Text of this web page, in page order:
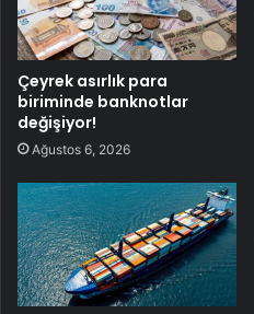
Çeyrek asırlık para
biriminde banknotlar
değişiyor!
Ağustos 6, 2026